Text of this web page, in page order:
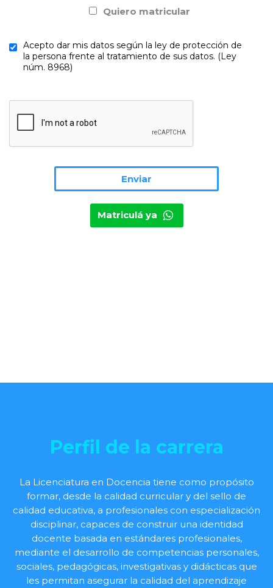
Quiero matricular
Acepto dar mis datos según la ley de protección de
la persona frente al tratamiento de sus datos. (Ley
núm. 8968)
Matriculá ya
Perfil de la carrera
La Licenciatura en Docencia tiene como propósito
formar, desde la calidad curricular y del sello de
calidad educativa, a profesionales con especialización
disciplinar, capaces de construir una identidad
docente basada en estándares profesionales,
mediante el desarrollo de competencias personales,
sociales, pedagógicas, investigativas y didácticas que
les permitan asegurar la calidad del aprendizaje